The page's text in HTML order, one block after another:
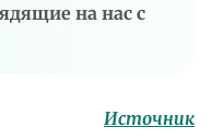
на нас с
Источник